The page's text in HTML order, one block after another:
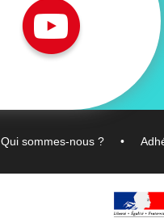
Qui sommes-nous ?